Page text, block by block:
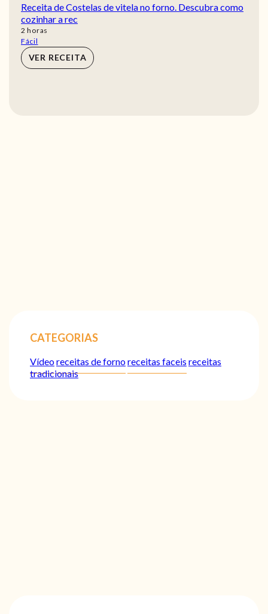
Receita de Costelas de vitela no forno. Descubra como
cozinhar a rec
2 horas
horas
Fácil
VER RECEITA
CATEGORIAS
Vídeoreceitas de fornoreceitas faceis receitas
tradicionais